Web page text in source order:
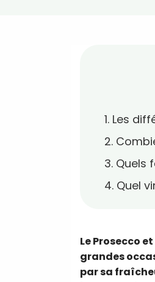
1. Les
2.
3. Quels
4. Quel
Le Prosecco
grandes
par sa